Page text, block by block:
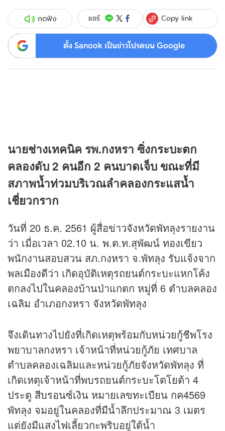
กดฟัง แชร์ Copy link
ตั้ง Sanook เป็นข่าวโปรดบน Google
นายช่างเทคนิค รพ.กงหรา ซิ่งกระบะตก
คลองดับ 2 คนอีก 2 คนบาดเจ็บ ขณะที่มี
สภาพน้ำท่วมบริเวณลำคลองกระแสน้ำ
เชี่ยวกราก
วันที่ 20 ธ.ค. 2561 ผู้สื่อข่าวจังหวัดพัทลุงรายงาน
ว่า เมื่อเวลา 02.10 น. พ.ต.ท.สุพัฒน์ ทองเขียว
พนักงานสอบสวน สภ.กงหรา จ.พัทลุง รับแจ้งจาก
พลเมืองดีว่า เกิดอุบัติเหตุรถยนต์กระบะแหกโค้ง
ตกลงไปในคลองบ้านป่าแกตก หมู่ที่ 6 ตำบลคลอง
เฉลิม อำเภอกงหรา จังหวัดพัทลุง
จึงเดินทางไปยังที่เกิดเหตุพร้อมกับหน่วยกู้ชีพโรง
พยาบาลกงหรา เจ้าหน้าที่หน่วยกู้ภัย เทศบาล
ตำบลคลองเฉลิมและหน่วยกู้ภัยจังหวัดพัทลุง ที่
เกิดเหตุเจ้าหน้าที่พบรถยนต์กระบะโตโยต้า 4
ประตู สีบรอนซ์เงิน หมายเลขทะเบียน กค4569
พัทลุง จมอยู่ในคลองที่มีน้ำลึกประมาณ 3 เมตร
แต่ยังมีแสงไฟเลี้ยวกะพริบอยู่ใต้น้ำ